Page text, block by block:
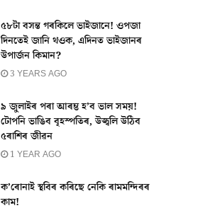
৫৮টা বসন্ত গৰকিলে ভাইজানে! ওপজা
দিনতেই জানি থওক, এদিনত ভাইজানৰ
উপাৰ্জন কিমান?
3 YEARS AGO
৯ জুলাইৰ পৰা আৰম্ভ হ’ব ভাল সময়!
টোপনি ভাঙিব বৃহস্পতিৰ, উজ্বলি উঠিব
৫ৰাশিৰ জীৱন
1 YEAR AGO
ক’ৰোনাই স্থবিৰ কৰিছে নেকি ৰামমন্দিৰৰ
কাম!